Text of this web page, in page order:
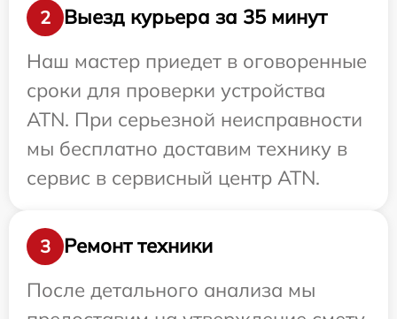
2
Выезд курьера за 35 минут
Наш мастер приедет в оговоренные
сроки для проверки устройства
ATN. При серьезной неисправности
мы бесплатно доставим технику в
сервис в сервисный центр ATN.
3
Ремонт техники
После детального анализа мы